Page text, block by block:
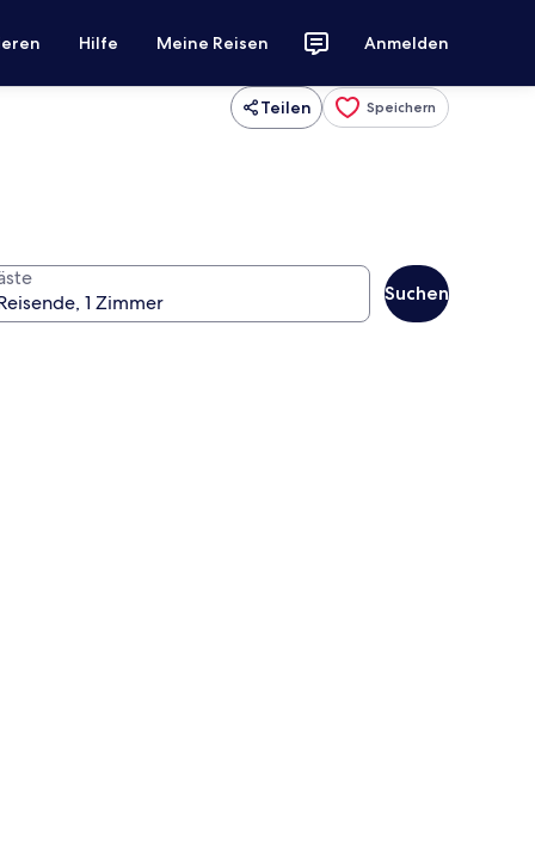
Hilfe Meine Reisen Anmelden
Teilen Speichern
Suchen